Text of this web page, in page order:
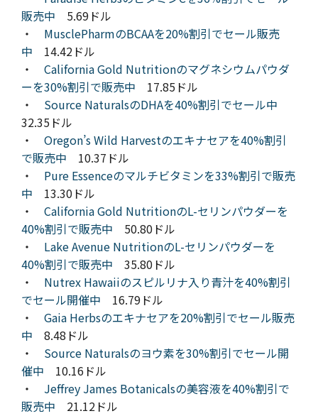
販売中 5.69ドル
・ MusclePharmのBCAAを20%割引でセール販売
中 14.42ドル
・ California Gold Nutritionのマグネシウムパウダ
ーを30%割引で販売中 17.85ドル
・ Source NaturalsのDHAを40%割引でセール中
32.35ドル
・ Oregon’s Wild Harvestのエキナセアを40%割引
で販売中 10.37ドル
・ Pure Essenceのマルチビタミンを33%割引で販売
中 13.30ドル
・ California Gold NutritionのL-セリンパウダーを
40%割引で販売中 50.80ドル
・ Lake Avenue NutritionのL-セリンパウダーを
40%割引で販売中 35.80ドル
・ Nutrex Hawaiiのスピルリナ入り青汁を40%割引
でセール開催中 16.79ドル
・ Gaia Herbsのエキナセアを20%割引でセール販売
中 8.48ドル
・ Source Naturalsのヨウ素を30%割引でセール開
催中 10.16ドル
・ Jeffrey James Botanicalsの美容液を40%割引で
販売中 21.12ドル